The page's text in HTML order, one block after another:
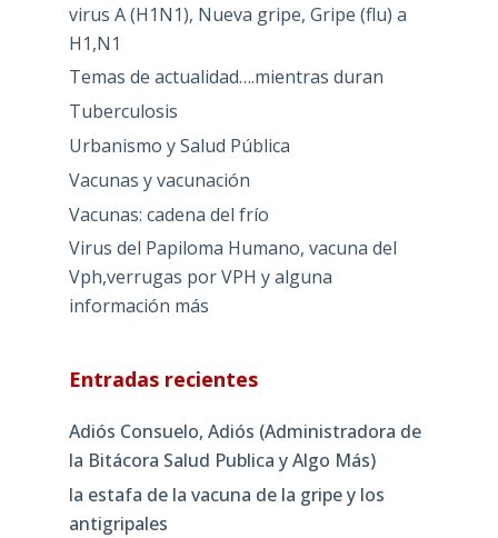
virus A (H1N1), Nueva gripe, Gripe (flu) a
H1,N1
Temas de actualidad….mientras duran
Tuberculosis
Urbanismo y Salud Pública
Vacunas y vacunación
Vacunas: cadena del frío
Virus del Papiloma Humano, vacuna del
Vph,verrugas por VPH y alguna
información más
Entradas recientes
Adiós Consuelo, Adiós (Administradora de
la Bitácora Salud Publica y Algo Más)
la estafa de la vacuna de la gripe y los
antigripales